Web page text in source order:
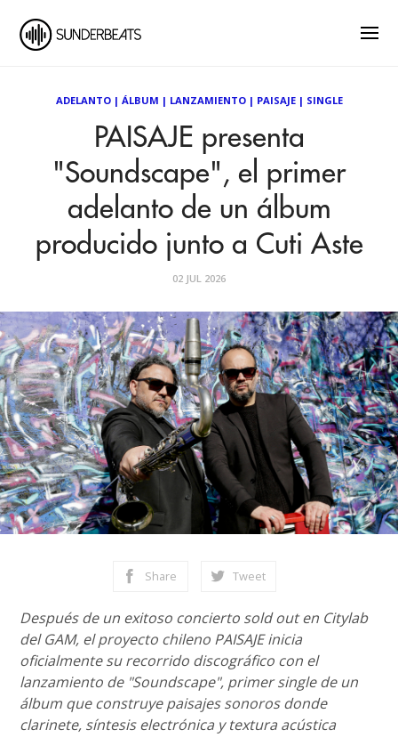
ADELANTO| ÁLBUM | LANZAMIENTO| PAISAJE| SINGLE
PAISAJE presenta
"Soundscape", el primer
adelanto de un álbum
producido junto a Cuti Aste
02 JUL 2026
Share Tweet
Después de un exitoso concierto sold out en Citylab
del GAM, el proyecto chileno PAISAJE inicia
oficialmente su recorrido discográfico con el
lanzamiento de "Soundscape", primer single de un
álbum que construye paisajes sonoros donde
clarinete, síntesis electrónica y textura acústica